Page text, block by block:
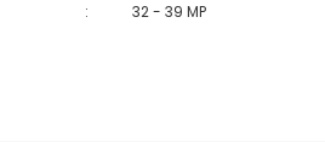
: 32 - 39 MP